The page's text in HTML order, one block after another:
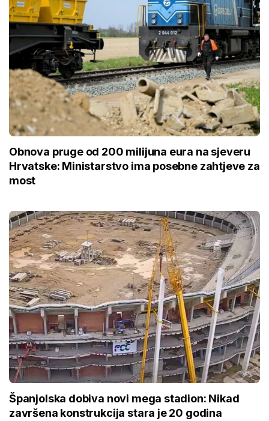
Obnova pruge od 200 milijuna eura na sjeveru
Hrvatske: Ministarstvo ima posebne zahtjeve za
most
Španjolska dobiva novi mega stadion: Nikad
završena konstrukcija stara je 20 godina